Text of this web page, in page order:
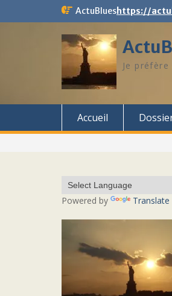
ActuBlueshttps://
Je
Accueil
Powered by Translate